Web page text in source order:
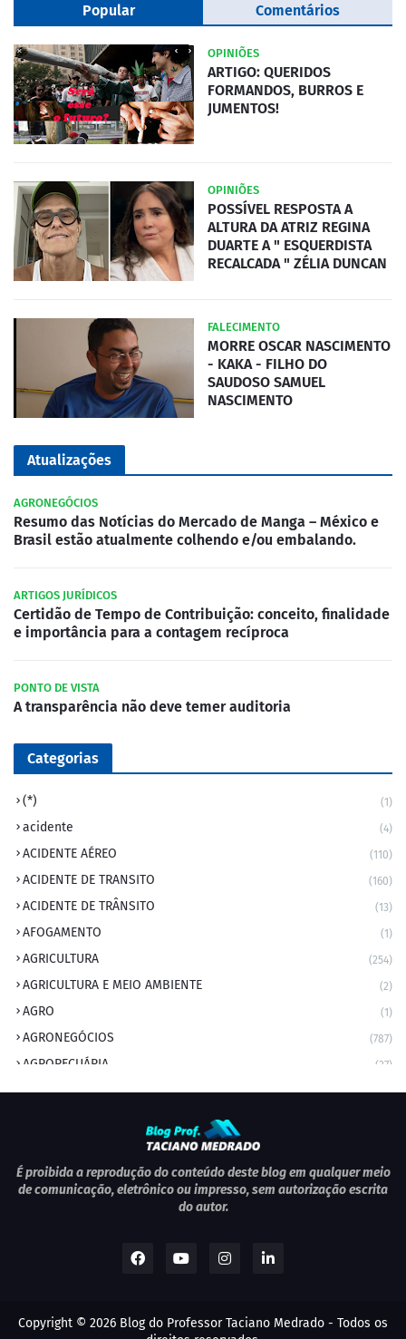
Popular Comentários
OPINIÕES
ARTIGO: QUERIDOS
FORMANDOS, BURROS E
JUMENTOS!
OPINIÕES
POSSÍVEL RESPOSTA A
ALTURA DA ATRIZ REGINA
DUARTE A " ESQUERDISTA
RECALCADA " ZÉLIA DUNCAN
FALECIMENTO
MORRE OSCAR NASCIMENTO
- KAKA - FILHO DO
SAUDOSO SAMUEL
NASCIMENTO
Atualizações
AGRONEGÓCIOS
Resumo das Notícias do Mercado de Manga – México e
Brasil estão atualmente colhendo e/ou embalando.
ARTIGOS JURÍDICOS
Certidão de Tempo de Contribuição: conceito, finalidade
e importância para a contagem recíproca
PONTO DE VISTA
A transparência não deve temer auditoria
Categorias
(*) (1)
acidente (4)
ACIDENTE AÉREO (110)
ACIDENTE DE TRANSITO (160)
ACIDENTE DE TRÂNSITO (13)
AFOGAMENTO (1)
AGRICULTURA (254)
AGRICULTURA E MEIO AMBIENTE (2)
AGRO (1)
AGRONEGÓCIOS (787)
AGROPECUÁRIA (37)
AMBIENTE (9)
ANIVERSÁRIO DA CIDADE
ANIVERSÁRIOS (1)
APEXBRASIL (1)
AVIAÇÃO (1)
É proibida a reprodução do conteúdo deste blog em qualquer meio
de comunicação, eletrônico ou impresso, sem autorização escrita
do autor.
Copyright © 2026 Blog do Professor Taciano Medrado - Todos os